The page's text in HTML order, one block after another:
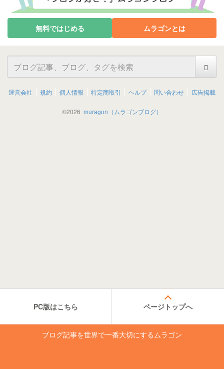
無料ではじめる ムラゴンとは
運営会社 規約 個人情報 特定商取引 ヘルプ 問い合わせ 広告掲載
©2026 muragon（ムラゴンブログ）
PC版はこちら ページトップへ
ブログ記事を世界で一番大切にするムラゴン